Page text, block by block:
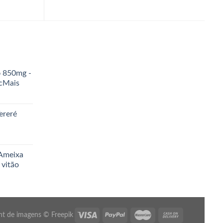
850mg -
vitão
de imagens © Freepik